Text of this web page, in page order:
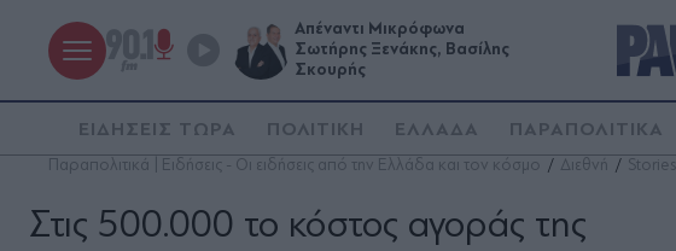
Απέναντι Μικρόφωνα
Σωτήρης Ξενάκης, Βασίλης
Σκουρής
ΕΙΔΗΣΕΙΣ ΤΩΡΑ ΠΟΛΙΤΙΚΗ ΕΛΛΑΔΑ ΠΑΡΑΠΟΛΙΤΙΚΑ
Παραπολιτικά | Ειδήσεις - Οι ειδήσεις από την Ελλάδα και τον κόσμο Διεθνή Stories
Στις 500.000 το κόστος αγοράς της